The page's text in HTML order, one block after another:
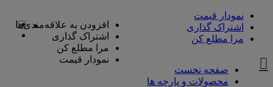
نمودار قیمت
اشتراک گذاری
مرا مطلع کن
صفحه نخست
محصولات و پارچه ها
افزودن به علاقه‌مندی‌ها
اشتراک گذاری
مرا مطلع کن
نمودار قیمت